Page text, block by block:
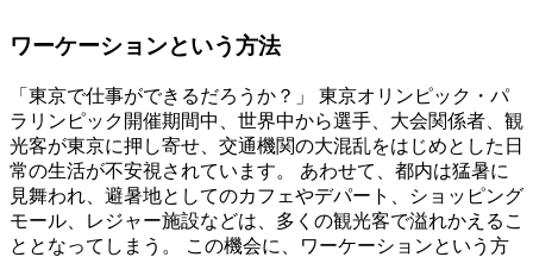
ワーケーションという方法
「東京で仕事ができるだろうか？」 東京オリンピック・パ
ラリンピック開催期間中、世界中から選手、大会関係者、観
光客が東京に押し寄せ、交通機関の大混乱をはじめとした日
常の生活が不安視されています。 あわせて、都内は猛暑に
見舞われ、避暑地としてのカフェやデパート、ショッピング
モール、レジャー施設などは、多くの観光客で溢れかえるこ
ととなってしまう。 この機会に、ワーケーションという方